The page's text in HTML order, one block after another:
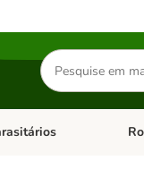
Pesquisar
produtos
de categoria: Dieta Vet.